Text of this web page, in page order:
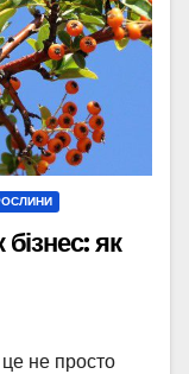
як
не просто